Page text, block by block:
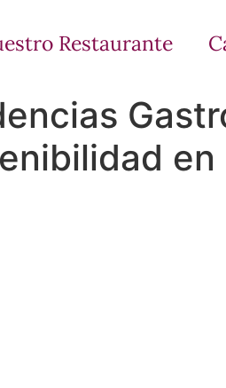
Restaurante
en